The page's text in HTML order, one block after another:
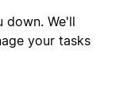
down. We'll
your tasks